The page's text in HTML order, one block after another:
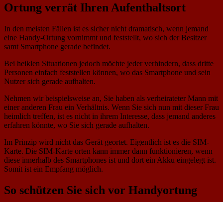
Ortung verrät Ihren Aufenthaltsort
In den meisten Fällen ist es sicher nicht dramatisch, wenn jemand
eine Handy-Ortung vornimmt und feststellt, wo sich der Besitzer
samt Smartphone gerade befindet.
Bei heiklen Situationen jedoch möchte jeder verhindern, dass dritte
Personen einfach feststellen können, wo das Smartphone und sein
Nutzer sich gerade aufhalten.
Nehmen wir beispielsweise an, Sie haben als verheirateter Mann mit
einer anderen Frau ein Verhältnis. Wenn Sie sich nun mit dieser Frau
heimlich treffen, ist es nicht in ihrem Interesse, dass jemand anderes
erfahren könnte, wo Sie sich gerade aufhalten.
Im Prinzip wird nicht das Gerät geortet. Eigentlich ist es die SIM-
Karte. Die SIM-Karte orten kann immer dann funktionieren, wenn
diese innerhalb des Smartphones ist und dort ein Akku eingelegt ist.
Somit ist ein Empfang möglich.
So schützen Sie sich vor Handyortung